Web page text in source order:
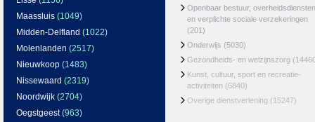
Maassluis (1049)
Midden-Delfland (1022)
Molenlanden (2517)
Nieuwkoop (1483)
Nissewaard (2319)
Noordwijk (2704)
Oegstgeest(963)
Openbaar bestuur, overheidsdiensten
en verplichte sociale verzekeringen
(201)
Onderwijs (5030)
Gezondheids- en welzijnszorg
Kunst, cultuur, sport en recreatie-
activiteiten (6840)
Overige dienstverlening (15247)